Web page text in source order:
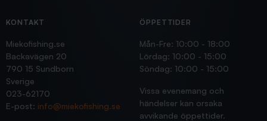
KONTAKT
Miekofishing.se
Backavägen 20
790 15 Sundborn
Sverige
023-62170
E-post: info@miekofishing.se
ÖPPETTIDER
Mån-Fre: 10:00 - 18:00
Lördag: 10:00 - 15:00
Söndag: 10:00 - 15:00
Vissa evenemang och
händelser kan orsaka
avvikande öppettider.